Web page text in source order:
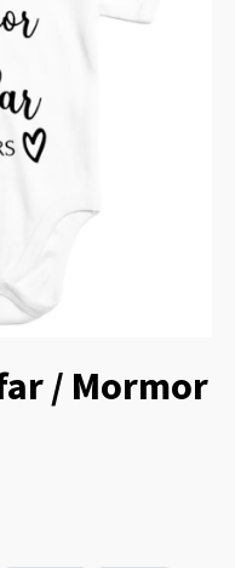
/ Mormor